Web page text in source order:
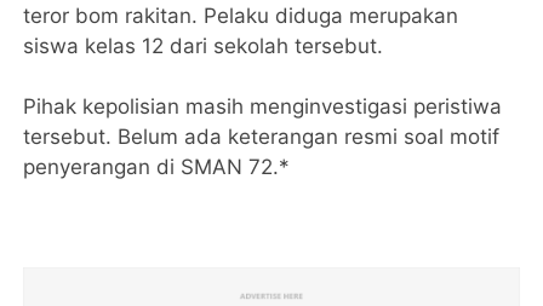
teror bom rakitan. Pelaku diduga merupakan
siswa kelas 12 dari sekolah tersebut.
Pihak kepolisian masih menginvestigasi peristiwa
tersebut. Belum ada keterangan resmi soal motif
penyerangan di SMAN 72.*